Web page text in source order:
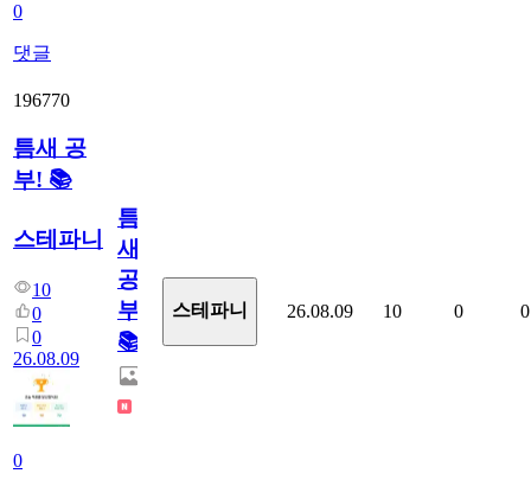
0
댓글
196770
틈새 공
부! 📚
스테파니
10
0
0
26.08.09
0
틈
새
공
부!
📚
스테파니 26.08.09 10 0 0